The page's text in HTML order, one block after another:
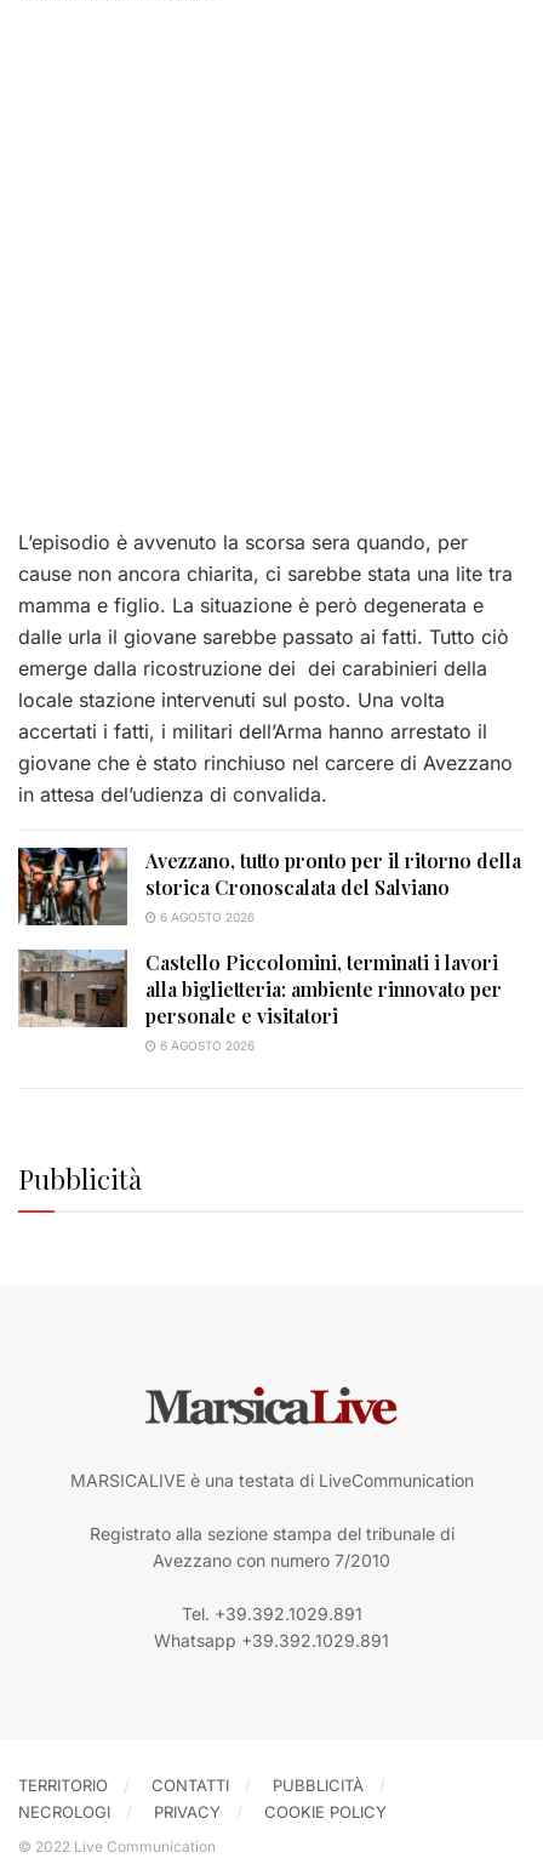
L’episodio è avvenuto la scorsa sera quando, per
cause non ancora chiarita, ci sarebbe stata una lite tra
mamma e figlio. La situazione è però degenerata e
dalle urla il giovane sarebbe passato ai fatti. Tutto ciò
emerge dalla ricostruzione dei dei carabinieri della
locale stazione intervenuti sul posto. Una volta
accertati i fatti, i militari dell’Arma hanno arrestato il
giovane che è stato rinchiuso nel carcere di Avezzano
in attesa del’udienza di convalida.
Avezzano, tutto pronto per il ritorno della
storica Cronoscalata del Salviano
6 AGOSTO 2026
Castello Piccolomini, terminati i lavori
alla biglietteria: ambiente rinnovato per
personale e visitatori
6 AGOSTO 2026
Pubblicità
MARSICALIVE è una testata di LiveCommunication
Registrato alla sezione stampa del tribunale di
Avezzano con numero 7/2010
Tel. +39.392.1029.891
Whatsapp +39.392.1029.891
TERRITORIO CONTATTI
PUBBLICITÀ
NECROLOGI
PRIVACY COOKIE POLICY
© 2022 Live Communication